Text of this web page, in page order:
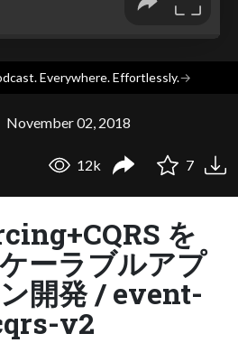
Everywhere. Effortlessly.→
November 02, 2018
12k 7
を
ーラブルアプ
開発 / event-
v2